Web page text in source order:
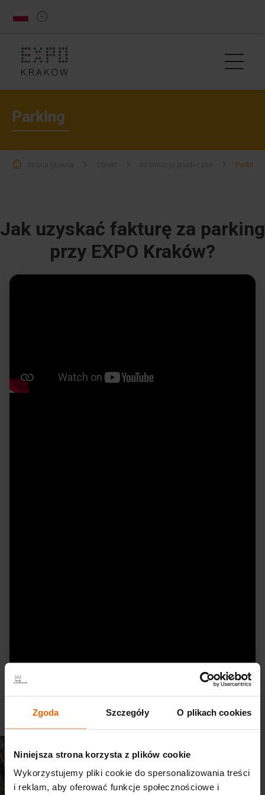
Zgoda Szczegóły O plikach cookies
Niniejsza strona korzysta z plików cookie
Wykorzystujemy pliki cookie do spersonalizowania treści
i reklam, aby oferować funkcje społecznościowe i
Parking
Parking
Jak uzyskać fakturę za parking przy
Jak uzyskać fakturę za parking
przy EXPO Kraków?
Parking EXPO Kraków
Parking EXPO Kraków jest w całościogrodzony,